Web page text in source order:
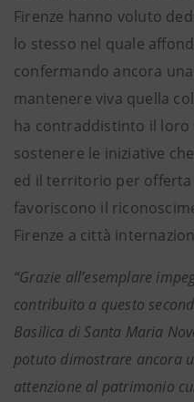
Firenze hanno voluto
lo stesso nel quale
confermando ancora
mantenere viva quella
ha contraddistinto il loro
sostenere le iniziative
ed il territorio per
favoriscono il
Firenze a città
“Grazie all’esemplare
contribuito a questo
Basilica di Santa Maria
potuto dimostrare ancora
attenzione al patrimonio